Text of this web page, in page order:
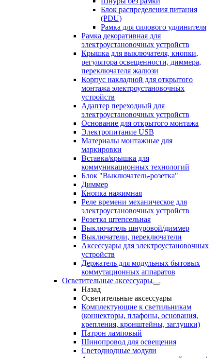
Блок распределения питания
(PDU)
Рамка для силового удлинителя
Рамка декоративная для
электроустановочных устройств
Крышка для выключателя, кнопки,
регулятора освещенности, диммера,
переключателя жалюзи
Корпус накладной для открытого
монтажа электроустановочных
устройств
Адаптер переходный для
электроустановочных устройств
Основание для открытого монтажа
Электропитание USB
Материалы монтажные для
маркировки
Вставка/крышка для
коммуникационных технологий
Блок "Выключатель-розетка"
Диммер
Кнопка нажимная
Реле времени механическое для
электроустановочных устройств
Розетка штепсельная
Выключатель шнуровой/диммер
Выключатели, переключатели
Аксессуары для электроустановочных
устройств
Держатель для модульных бытовых
коммутационных аппаратов
Осветительные аксессуары
Назад
Осветительные аксессуары
Комплектующие к светильникам
(коннекторы, плафоны, основания,
крепления, кронштейны, заглушки)
Патрон ламповый
Шинопровод для освещения
Светодиодные модули